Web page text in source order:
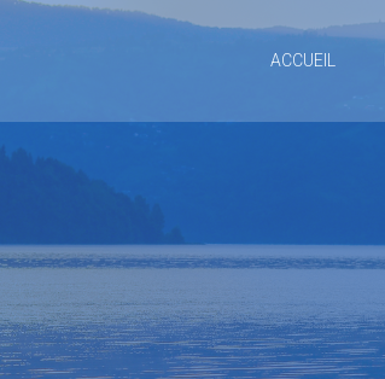
ACCUEIL